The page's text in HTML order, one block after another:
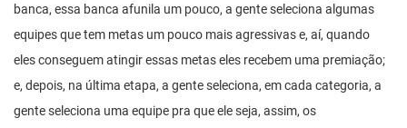
banca, essa banca afunila um pouco, a gente seleciona algumas
equipes que tem metas um pouco mais agressivas e, aí, quando
eles conseguem atingir essas metas eles recebem uma premiação;
e, depois, na última etapa, a gente seleciona, em cada categoria, a
gente seleciona uma equipe pra que ele seja, assim, os